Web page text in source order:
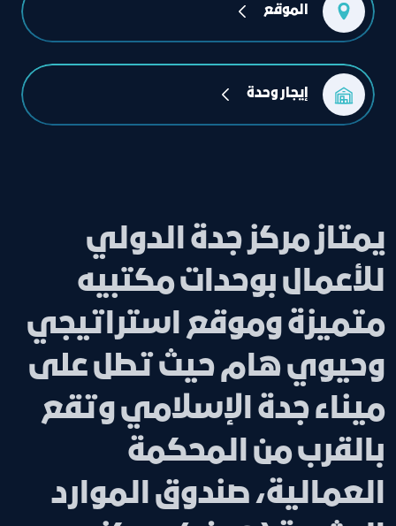
الموقع
إيجار وحدة
يمتاز مركز جدة الدولي
للأعمال بوحدات مكتبيه
متميزة وموقع استراتيجي
وحيوي هام حيث تطل على
ميناء جدة الإسلامي وتقع
بالقرب من المحكمة
العمالية، صندوق الموارد